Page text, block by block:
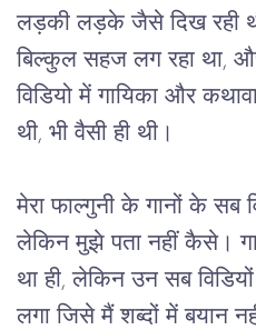
लड़की लड़के जैसे दिख रही
बिल्कुल सहज लग रहा था,
विडियो में गायिका और
थी, भी वैसी ही थी।
मेरा फाल्गुनी के गानों के सब
लेकिन मुझे पता नहीं कैसे।
था ही, लेकिन उन सब
लगा जिसे मैं शब्दों में बयान